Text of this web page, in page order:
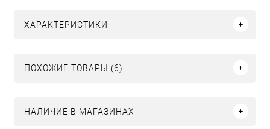
ХАРАКТЕРИСТИКИ
ПОХОЖИЕ ТОВАРЫ (6)
НАЛИЧИЕ В МАГАЗИНАХ